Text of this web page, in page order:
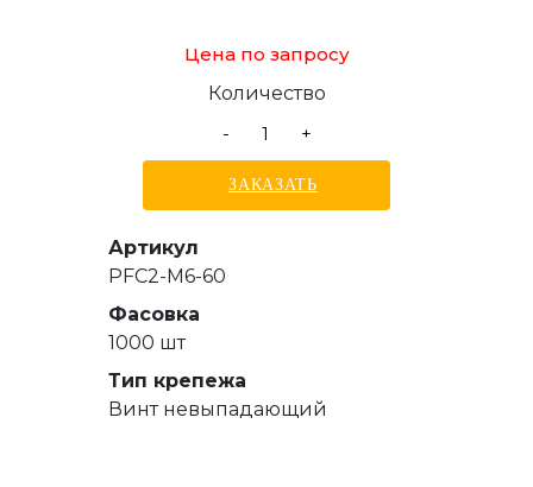
Цена по запросу
Количество
-
+
ЗАКАЗАТЬ
Артикул
PFC2-M6-60
Фасовка
1000 шт
Тип крепежа
Винт невыпадающий